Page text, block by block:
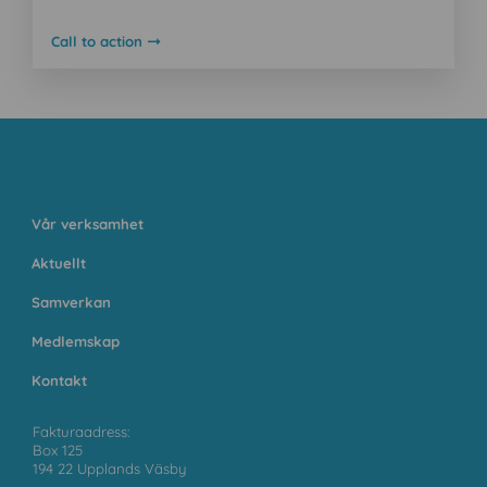
Call to action
Vår verksamhet
Aktuellt
Samverkan
Medlemskap
Kontakt
Fakturaadress:
Box 125
194 22 Upplands Väsby